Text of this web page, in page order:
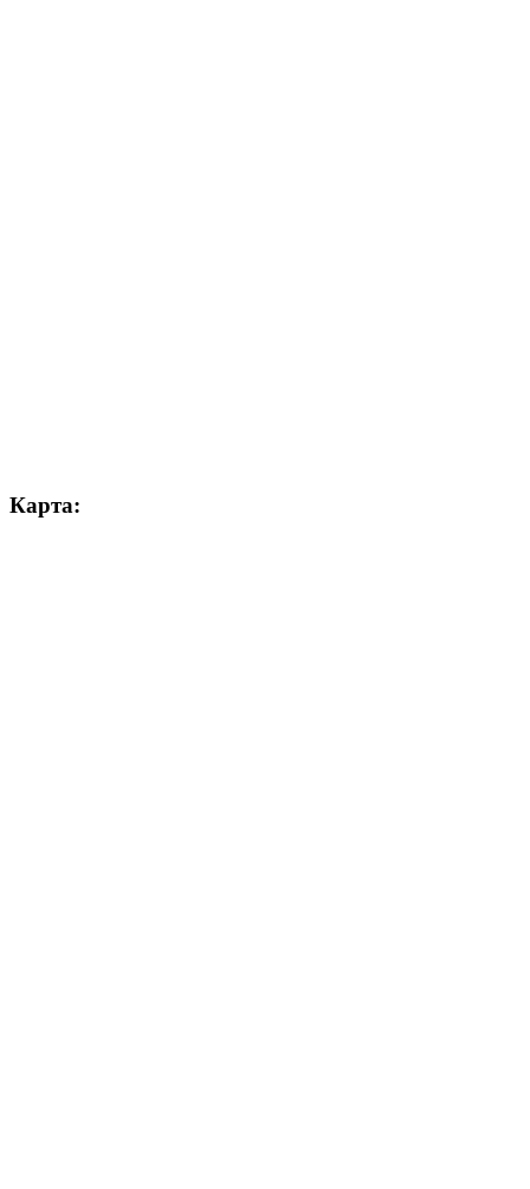
Карта: